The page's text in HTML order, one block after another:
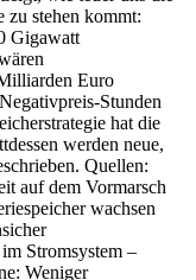
zu stehen kommt:
Gigawatt
Euro
Stunden
hat die
werden neue,
Quellen:
auf dem Vormarsch
wachsen
Stromsystem –
Weniger